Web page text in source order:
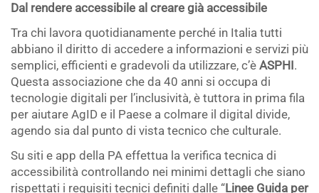
Dal rendere accessibile al creare già accessibile
Tra chi lavora quotidianamente perché in Italia tutti
abbiano il diritto di accedere a informazioni e servizi più
semplici, efficienti e gradevoli da utilizzare, c’è ASPHI.
Questa associazione che da 40 anni si occupa di
tecnologie digitali per l’inclusività, è tuttora in prima fila
per aiutare AgID e il Paese a colmare il digital divide,
agendo sia dal punto di vista tecnico che culturale.
Su siti e app della PA effettua la verifica tecnica di
accessibilità controllando nei minimi dettagli che siano
rispettati i requisiti tecnici definiti dalle “Linee Guida per